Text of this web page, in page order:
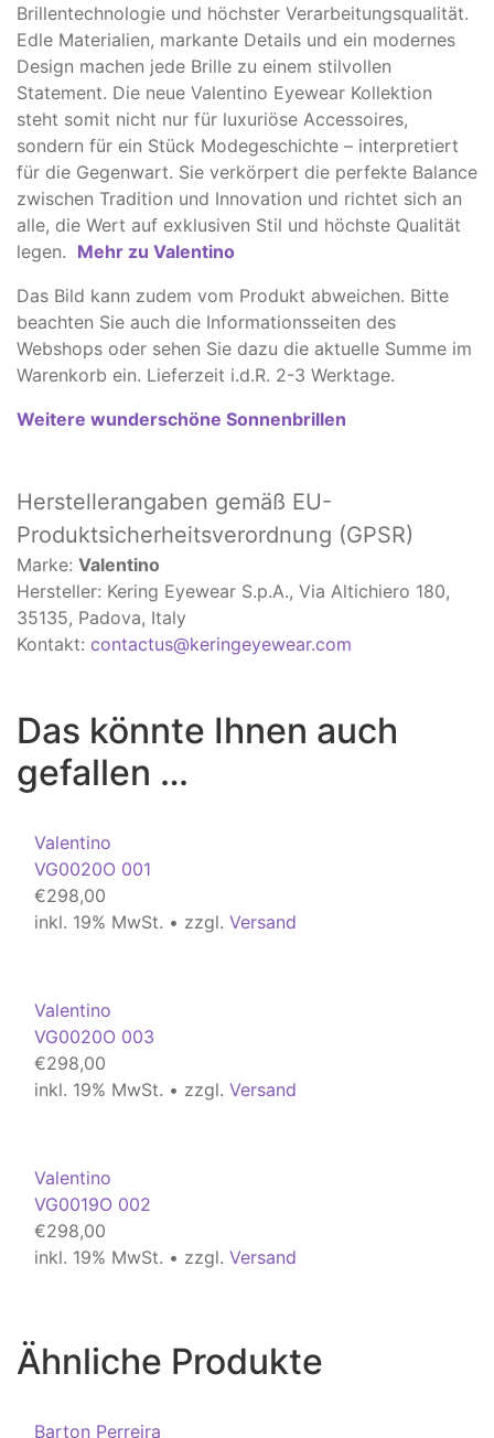
Brillentechnologie und höchster Verarbeitungsqualität.
Edle Materialien, markante Details und ein modernes
Design machen jede Brille zu einem stilvollen
Statement. Die neue Valentino Eyewear Kollektion
steht somit nicht nur für luxuriöse Accessoires,
sondern für ein Stück Modegeschichte – interpretiert
für die Gegenwart. Sie verkörpert die perfekte Balance
zwischen Tradition und Innovation und richtet sich an
alle, die Wert auf exklusiven Stil und höchste Qualität
legen. Mehr zu Valentino
Das Bild kann zudem vom Produkt abweichen. ​Bitte
beachten Sie auch die Informationsseiten des
Webshops oder sehen Sie dazu die aktuelle Summe im
Warenkorb ein. Lieferzeit i.d.R. 2-3 Werktage.
Weitere wunderschöne Sonnenbrillen
Herstellerangaben gemäß EU-
Produktsicherheitsverordnung (GPSR)
Marke: Valentino
Hersteller: Kering Eyewear S.p.A., Via Altichiero 180,
35135, Padova, Italy
Kontakt: contactus@keringeyewear.com
Das könnte Ihnen auch
gefallen …
Valentino
VG0020O 001
€298,00
inkl. 19% MwSt. • zzgl. Versand
Valentino
VG0020O 003
€298,00
inkl. 19% MwSt. • zzgl. Versand
Valentino
VG0019O 002
€298,00
inkl. 19% MwSt. • zzgl. Versand
Ähnliche Produkte
Barton Perreira